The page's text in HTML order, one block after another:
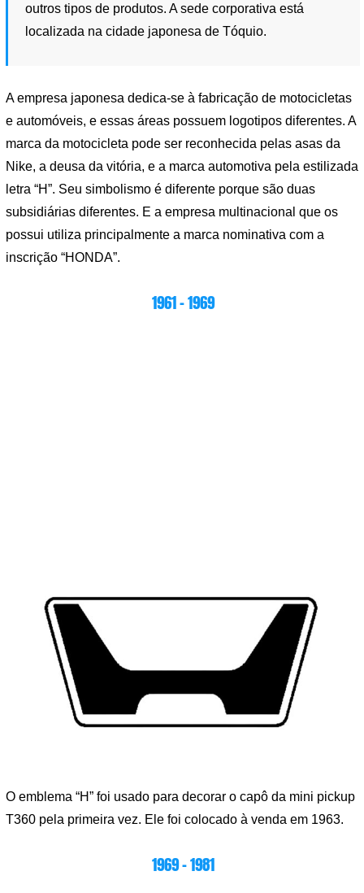
outros tipos de produtos. A sede corporativa está
localizada na cidade japonesa de Tóquio.
A empresa japonesa dedica-se à fabricação de motocicletas
e automóveis, e essas áreas possuem logotipos diferentes. A
marca da motocicleta pode ser reconhecida pelas asas da
Nike, a deusa da vitória, e a marca automotiva pela estilizada
letra “H”. Seu simbolismo é diferente porque são duas
subsidiárias diferentes. E a empresa multinacional que os
possui utiliza principalmente a marca nominativa com a
inscrição “HONDA”.
1961 – 1969
O emblema “H” foi usado para decorar o capô da mini pickup
T360 pela primeira vez. Ele foi colocado à venda em 1963.
1969 – 1981